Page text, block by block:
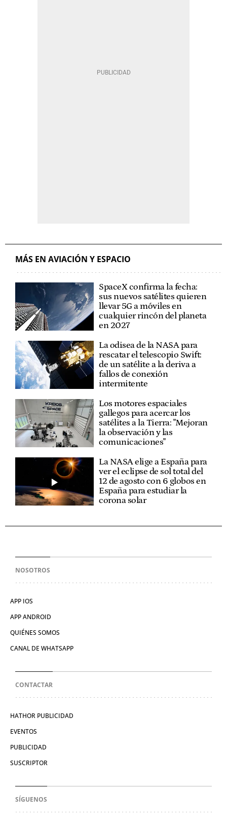
MÁS EN AVIACIÓN Y ESPACIO
SpaceX confirma la fecha:
sus nuevos satélites quieren
llevar 5G a móviles en
cualquier rincón del planeta
en 2027
La odisea de la NASA para
rescatar el telescopio Swift:
de un satélite a la deriva a
fallos de conexión
intermitente
Los motores espaciales
gallegos para acercar los
satélites a la Tierra: "Mejoran
la observación y las
comunicaciones"
La NASA elige a España para
ver el eclipse de sol total del
12 de agosto con 6 globos en
España para estudiar la
corona solar
NOSOTROS
APP IOS
APP ANDROID
QUIÉNES SOMOS
CANAL DE WHATSAPP
CONTACTAR
HATHOR PUBLICIDAD
EVENTOS
PUBLICIDAD
SUSCRIPTOR
SÍGUENOS